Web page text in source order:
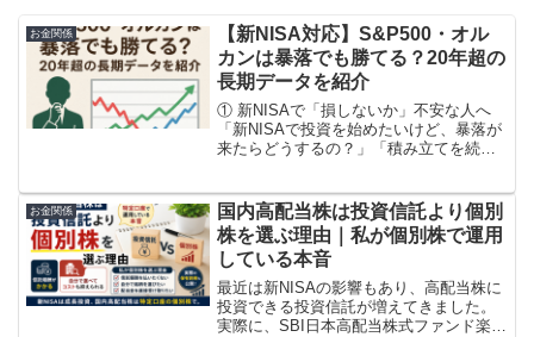
お金関係
【新NISA対応】S&P500・オル
カンは暴落でも勝てる？20年超の
長期データを紹介
① 新NISAで「損しないか」不安な人へ
「新NISAで投資を始めたいけど、暴落が
来たらどうするの？」「積み立てを続け
国の陰謀」こうした不安の声は、投資初
心者だけでな...
お金関係
国内高配当株は投資信託より個別
株を選ぶ理由｜私が個別株で運用
している本音
最近は新NISAの影響もあり、高配当株に
投資できる投資信託が増えてきました。
実際に、SBI日本高配当株式ファンド楽